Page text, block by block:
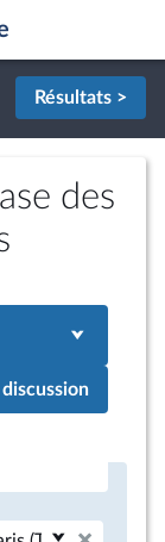
Résultats >
des